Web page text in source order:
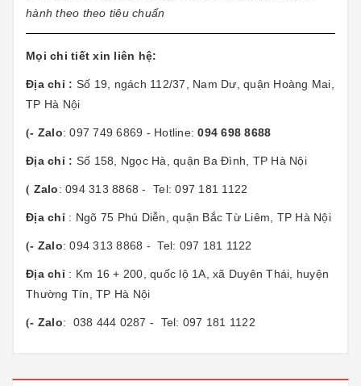
hành theo theo tiêu chuẩn
Mọi chi tiết xin liên hệ:
Địa chỉ : Số 19, ngách 112/37, Nam Dư, quận Hoàng Mai,
TP Hà Nội
(- Zalo: 097 749 6869 - Hotline:094 698 8688
Địa chỉ : Số 158, Ngọc Hà, quận Ba Đình, TP Hà Nội
( Zalo: 094 313 8868 - Tel: 097 181 1122
Địa chỉ : Ngõ 75 Phú Diễn, quận Bắc Từ Liêm, TP Hà Nội
(- Zalo: 094 313 8868 - Tel: 097 181 1122
Địa chỉ : Km 16 + 200, quốc lộ 1A, xã Duyên Thái, huyện
Thường Tín, TP Hà Nội
(- Zalo: 038 444 0287 - Tel: 097 181 1122